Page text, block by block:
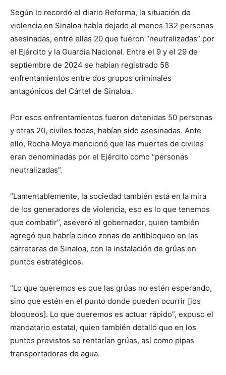
Según lo recordó el diario Reforma, la situación de
violencia en Sinaloa había dejado al menos 132 personas
asesinadas, entre ellas 20 que fueron “neutralizadas” por
el Ejército y la Guardia Nacional. Entre el 9 y el 29 de
septiembre de 2024 se habían registrado 58
enfrentamientos entre dos grupos criminales
antagónicos del Cártel de Sinaloa.
Por esos enfrentamientos fueron detenidas 50 personas
y otras 20, civiles todas, habían sido asesinadas. Ante
ello, Rocha Moya mencionó que las muertes de civiles
eran denominadas por el Ejército como “personas
neutralizadas”.
“Lamentablemente, la sociedad también está en la mira
de los generadores de violencia, eso es lo que tenemos
que combatir”, aseveró el gobernador, quien también
agregó que habría cinco zonas de antibloqueo en las
carreteras de Sinaloa, con la instalación de grúas en
puntos estratégicos.
“Lo que queremos es que las grúas no estén esperando,
sino que estén en el punto donde pueden ocurrir [los
bloqueos]. Lo que queremos es actuar rápido”, expuso el
mandatario estatal, quien también detalló que en los
puntos previstos se rentarían grúas, así como pipas
transportadoras de agua.